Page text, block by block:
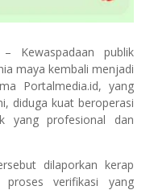
Kewaspadaan publik
maya kembali menjadi
Portalmedia.id, yang
diduga kuat beroperasi
yang profesional dan
dilaporkan kerap
verifikasi yang